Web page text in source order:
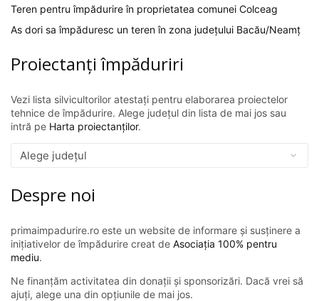
Teren pentru împădurire în proprietatea comunei Colceag
As dori sa împăduresc un teren în zona județului Bacău/Neamț
Proiectanți împăduriri
Vezi lista silvicultorilor atestați pentru elaborarea proiectelor
tehnice de împădurire. Alege județul din lista de mai jos sau
intră pe Harta proiectanților.
Despre noi
primaimpadurire.ro este un website de informare și susținere a
inițiativelor de împădurire creat de Asociația 100% pentru
mediu.
Ne finanțăm activitatea din donații și sponsorizări. Dacă vrei să
ajuți, alege una din opțiunile de mai jos.